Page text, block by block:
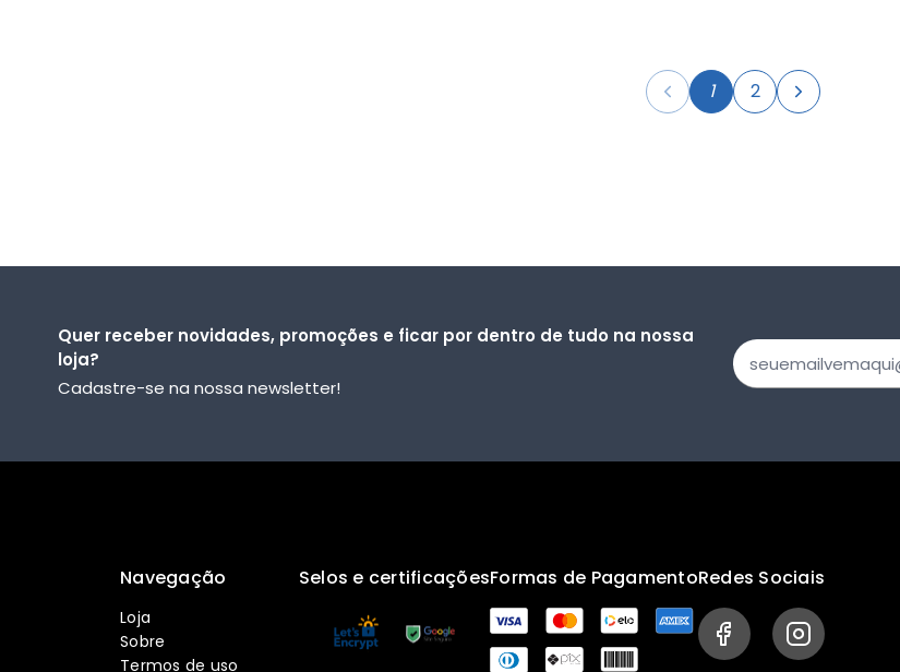
1 2
Quer receber novidades, promoções e ficar por dentro de tudo na nossa
loja?
Cadastre-se na nossa newsletter!
Navegação
Loja
Sobre
Termos de uso
Selos e certificaçõesFormas de PagamentoRedes Sociais